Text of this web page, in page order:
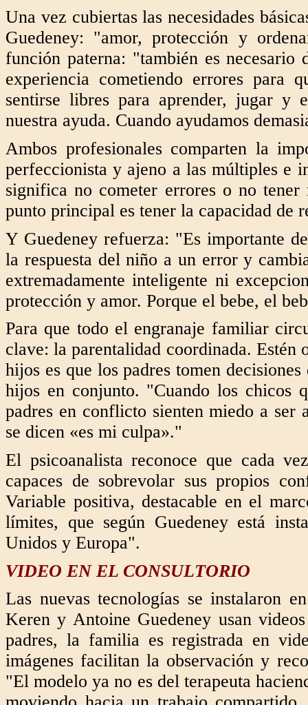
Una vez cubiertas las necesidades
Guedeney: "amor, protección y
función paterna: "también es
experiencia cometiendo errores para
sentirse libres para aprender, jugar y
nuestra ayuda. Cuando ayudamos
Ambos profesionales comparten la
perfeccionista y ajeno a las múltiples e
significa no cometer errores o no
punto principal es tener la capacidad de
Y Guedeney refuerza: "Es importante
la respuesta del niño a un error y
extremadamente inteligente ni
protección y amor. Porque el bebe, el
Para que todo el engranaje familiar
clave: la parentalidad coordinada. Estén
hijos es que los padres tomen
hijos en conjunto. "Cuando los chicos
padres en conflicto sienten miedo a ser
se dicen «es mi culpa»."
El psicoanalista reconoce que cada
capaces de sobrevolar sus propios
Variable positiva, destacable en el
límites, que según Guedeney está
Unidos y Europa".
VIDEO EN EL CONSULTORIO
Las nuevas tecnologías se instalaron
Keren y Antoine Guedeney usan
padres, la familia es registrada en
imágenes facilitan la observación y
"El modelo ya no es del terapeuta